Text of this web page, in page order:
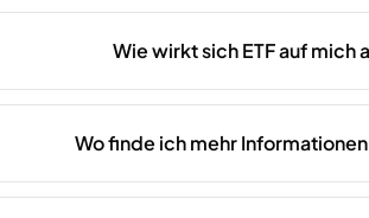
Wie wirkt sich ETF auf mich
Wo finde ich mehr Informationen